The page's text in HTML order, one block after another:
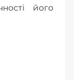
його